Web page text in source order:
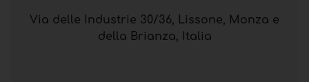
Via delle Industrie 30/36, Lissone, Monza e
della Brianza, Italia